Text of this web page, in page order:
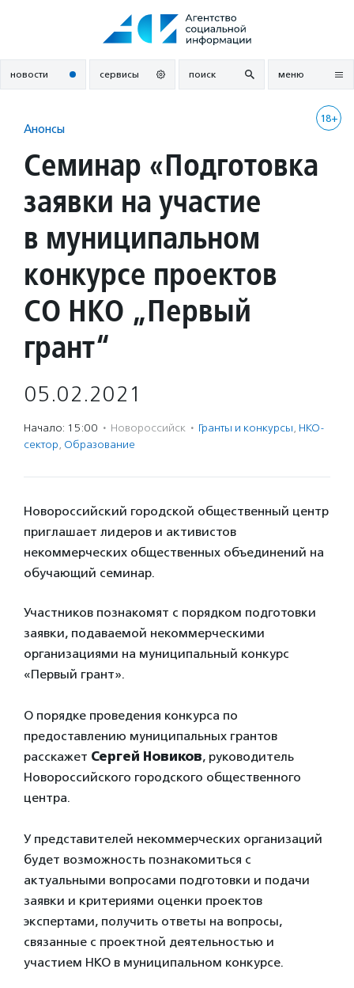
новости сервисы поиск меню
18+
Анонсы
Семинар «Подготовка
заявки на участие
в муниципальном
конкурсе проектов​
СО НКО „Первый
грант“
05.02.2021
Начало: 15:00 · Новороссийск · Гранты и конкурсы, НКО-
сектор, Образование
Новороссийский городской общественный центр
приглашает лидеров и активистов
некоммерческих общественных объединений на
обучающий семинар.
Участников познакомят с порядком подготовки
заявки, подаваемой некоммерческими
организациями на муниципальный конкурс
«Первый грант».
О порядке проведения конкурса по
предоставлению муниципальных грантов
расскажет Сергей Новиков, руководитель
Новороссийского городского общественного
центра.
У представителей некоммерческих организаций
будет возможность познакомиться с
актуальными вопросами подготовки и подачи
заявки и критериями оценки проектов
экспертами,​ получить ответы на вопросы,
связанные с проектной деятельностью и
участием НКО в муниципальном конкурсе.